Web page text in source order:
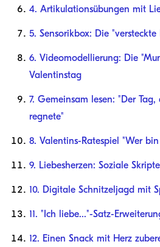
4. Artikulationsübungen mit
5. Sensorikbox: Die
6. Videomodellierung: Die
Valentinstag
7. Gemeinsam lesen: "Der
regnete"
8. Valentins-Ratespiel "Wer bin
9. Liebesherzen: Soziale Skripte
10. Digitale Schnitzeljagd mit
11. "Ich liebe..."-Satz-
12. Einen Snack mit Herz